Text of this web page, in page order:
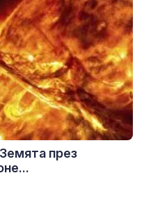
през